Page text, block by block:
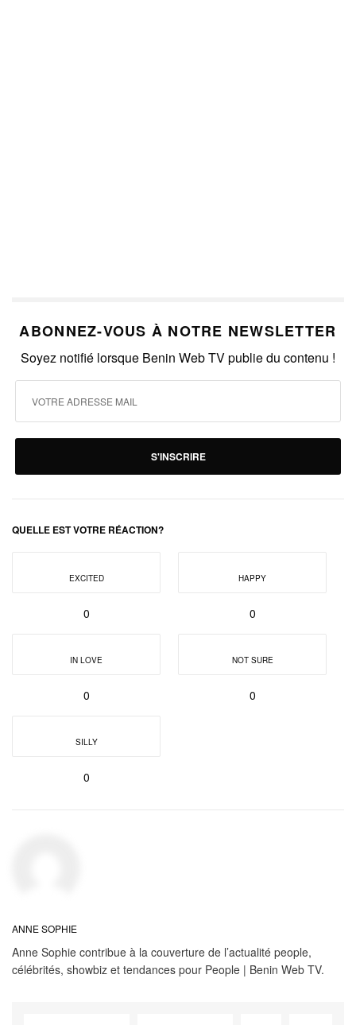
ABONNEZ-VOUS À NOTRE NEWSLETTER
Soyez notifié lorsque Benin Web TV publie du contenu !
S'INSCRIRE
QUELLE EST VOTRE RÉACTION?
EXCITED
0
HAPPY
0
IN LOVE
0
NOT SURE
0
SILLY
0
ANNE SOPHIE
Anne Sophie contribue à la couverture de l’actualité people,
célébrités, showbiz et tendances pour People | Benin Web TV.